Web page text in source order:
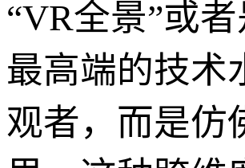
“VR全景”或
最高端的技术
观者，而是仿